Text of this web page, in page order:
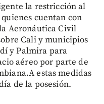
la restricción al
cuentan con
Aeronáutica Civil
Cali y municipios
y Palmira para
aéreo por parte de
estas medidas
de la posesión.